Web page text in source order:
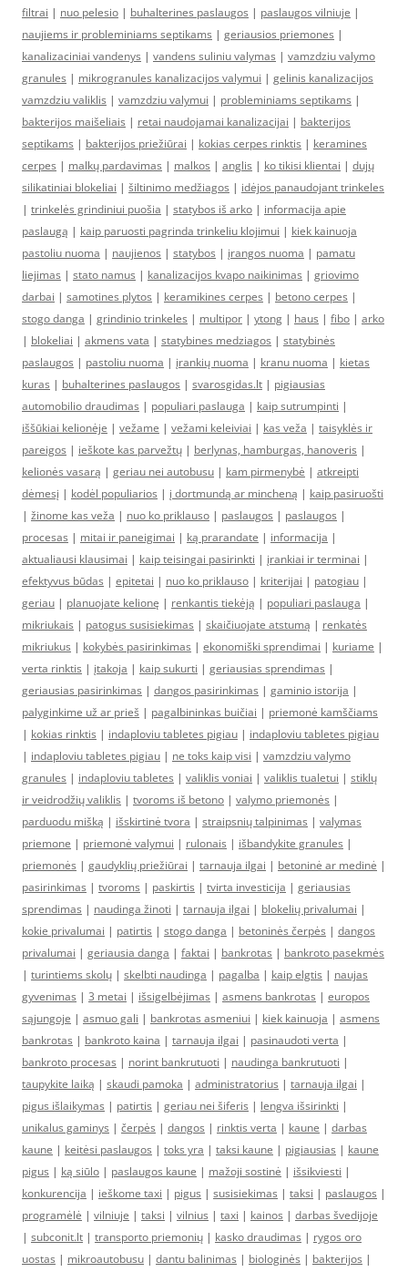
filtrai | nuo pelesio | buhalterines paslaugos | paslaugos vilniuje |
naujiems ir probleminiams septikams | geriausios priemones |
kanalizaciniai vandenys | vandens suliniu valymas | vamzdziu valymo
granules | mikrogranules kanalizacijos valymui | gelinis kanalizacijos
vamzdziu valiklis | vamzdziu valymui | probleminiams septikams |
bakterijos maišeliais | retai naudojamai kanalizacijai | bakterijos
septikams | bakterijos priežiūrai | kokias cerpes rinktis | keramines
cerpes | malkų pardavimas | malkos | anglis | ko tikisi klientai | dujų
silikatiniai blokeliai | šiltinimo medžiagos | idėjos panaudojant trinkeles
| trinkelės grindiniui puošia | statybos iš arko | informacija apie
paslaugą | kaip paruosti pagrinda trinkeliu klojimui | kiek kainuoja
pastoliu nuoma | naujienos | statybos | įrangos nuoma | pamatu
liejimas | stato namus | kanalizacijos kvapo naikinimas | griovimo
darbai | samotines plytos | keramikines cerpes | betono cerpes |
stogo danga | grindinio trinkeles | multipor | ytong | haus | fibo | arko
| blokeliai | akmens vata | statybines medziagos | statybinės
paslaugos | pastoliu nuoma | įrankių nuoma | kranu nuoma | kietas
kuras | buhalterines paslaugos | svarosgidas.lt | pigiausias
automobilio draudimas | populiari paslauga | kaip sutrumpinti |
iššūkiai kelionėje | vežame | vežami keleiviai | kas veža | taisyklės ir
pareigos | ieškote kas parvežtų | berlynas, hamburgas, hanoveris |
kelionės vasarą | geriau nei autobusu | kam pirmenybė | atkreipti
dėmesį | kodėl populiarios | į dortmundą ar mincheną | kaip pasiruošti
| žinome kas veža | nuo ko priklauso | paslaugos | paslaugos |
procesas | mitai ir paneigimai | ką prarandate | informacija |
aktualiausi klausimai | kaip teisingai pasirinkti | įrankiai ir terminai |
efektyvus būdas | epitetai | nuo ko priklauso | kriterijai | patogiau |
geriau | planuojate kelionę | renkantis tiekėją | populiari paslauga |
mikriukais | patogus susisiekimas | skaičiuojate atstumą | renkatės
mikriukus | kokybės pasirinkimas | ekonomiški sprendimai | kuriame |
verta rinktis | įtakoja | kaip sukurti | geriausias sprendimas |
geriausias pasirinkimas | dangos pasirinkimas | gaminio istorija |
palyginkime už ar prieš | pagalbininkas buičiai | priemonė kamščiams
| kokias rinktis | indaploviu tabletes pigiau | indaploviu tabletes pigiau
| indaploviu tabletes pigiau | ne toks kaip visi | vamzdziu valymo
granules | indaploviu tabletes | valiklis voniai | valiklis tualetui | stiklų
ir veidrodžių valiklis | tvoroms iš betono | valymo priemonės |
parduodu mišką | išskirtinė tvora | straipsnių talpinimas | valymas
priemone | priemonė valymui | rulonais | išbandykite granules |
priemonės | gaudyklių priežiūrai | tarnauja ilgai | betoninė ar medinė |
pasirinkimas | tvoroms | paskirtis | tvirta investicija | geriausias
sprendimas | naudinga žinoti | tarnauja ilgai | blokelių privalumai |
kokie privalumai | patirtis | stogo danga | betoninės čerpės | dangos
privalumai | geriausia danga | faktai | bankrotas | bankroto pasekmės
| turintiems skolų | skelbti naudinga | pagalba | kaip elgtis | naujas
gyvenimas | 3 metai | išsigelbėjimas | asmens bankrotas | europos
sąjungoje | asmuo gali | bankrotas asmeniui | kiek kainuoja | asmens
bankrotas | bankroto kaina | tarnauja ilgai | pasinaudoti verta |
bankroto procesas | norint bankrutuoti | naudinga bankrutuoti |
taupykite laiką | skaudi pamoka | administratorius | tarnauja ilgai |
pigus išlaikymas | patirtis | geriau nei šiferis | lengva išsirinkti |
unikalus gaminys | čerpės | dangos | rinktis verta | kaune | darbas
kaune | keitėsi paslaugos | toks yra | taksi kaune | pigiausias | kaune
pigus | ką siūlo | paslaugos kaune | mažoji sostinė | išsikviesti |
konkurencija | ieškome taxi | pigus | susisiekimas | taksi | paslaugos |
programėlė | vilniuje | taksi | vilnius | taxi | kainos | darbas švedijoje
| subconit.lt | transporto priemonių | kasko draudimas | rygos oro
uostas | mikroautobusu | dantu balinimas | biologinės | bakterijos |